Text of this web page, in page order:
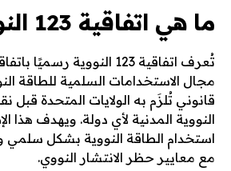
ما هي اتفاقية 123 النووية؟
تُعرف اتفاقية 123 النووية
مجال الاستخدامات السلمية للطاقة
قانوني تُلزَم به الولايات المتحدة قبل
النووية المدنية لأي دولة. ويهدف هذا
استخدام الطاقة النووية بشكل سلمي
مع معايير حظر الانتشار النووي.